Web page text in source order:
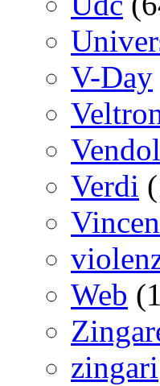
V-Day
Verdi
Web
zingari